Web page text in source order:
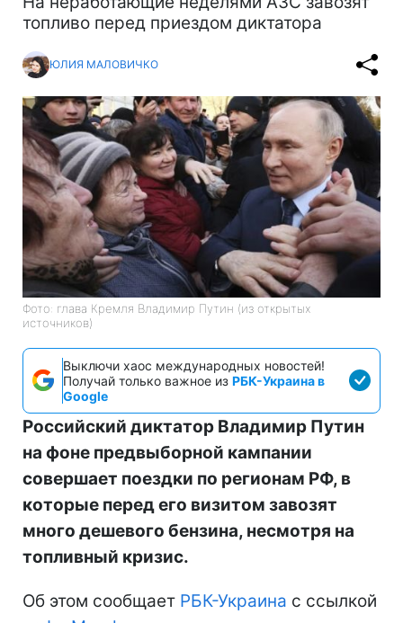
топливо перед приездом диктатора
ЮЛИЯ МАЛОВИЧКО
Фото: глава Кремля Владимир Путин (из открытых
источников)
Выключи хаос международных новостей!
Получай только важное из РБК-Украина в
Google
Российский диктатор Владимир Путин
на фоне предвыборной кампании
совершает поездки по регионам РФ, в
которые перед его визитом завозят
много дешевого бензина, несмотря на
топливный кризис.
Об этом сообщает РБК-Украина с ссылкой